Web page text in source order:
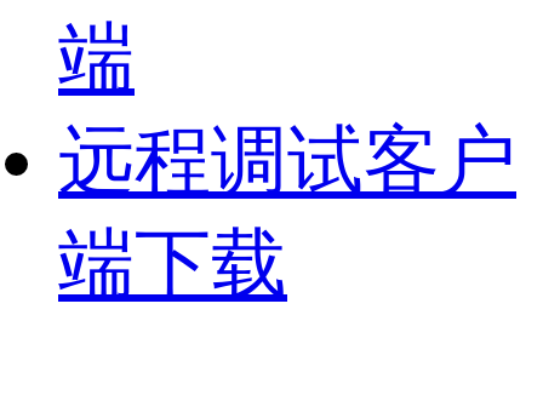
端
远程调试客户
端下载